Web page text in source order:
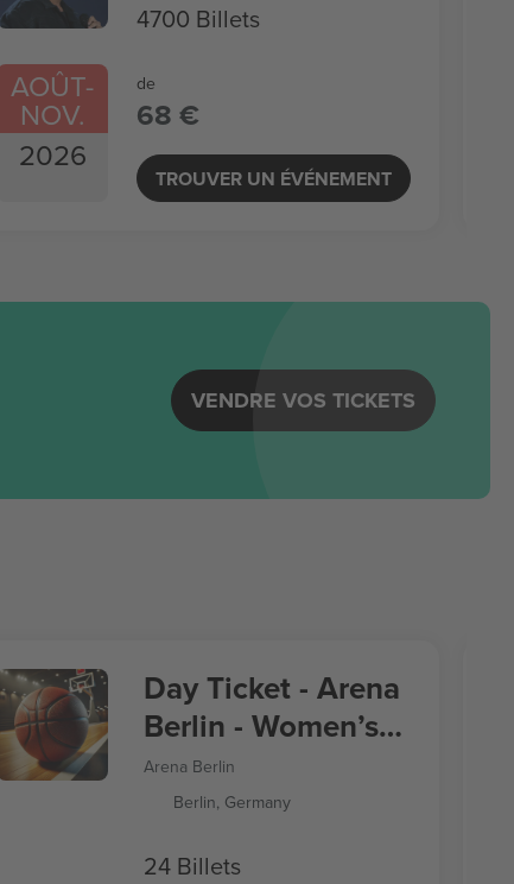
AOÛT-
NOV.
2026
4700 Billets
de
68 €
TROUVER UN ÉVÉNEMENT
VENDRE VOS TICKETS
Day Ticket - Arena
Berlin - Women’s
Basketball World
Cup
Arena Berlin
Berlin, Germany
24 Billets